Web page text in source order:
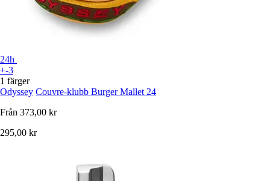
24h
+-3
1 färger
Odyssey Couvre-klubb Burger Mallet 24
Från 373,00 kr
295,00 kr